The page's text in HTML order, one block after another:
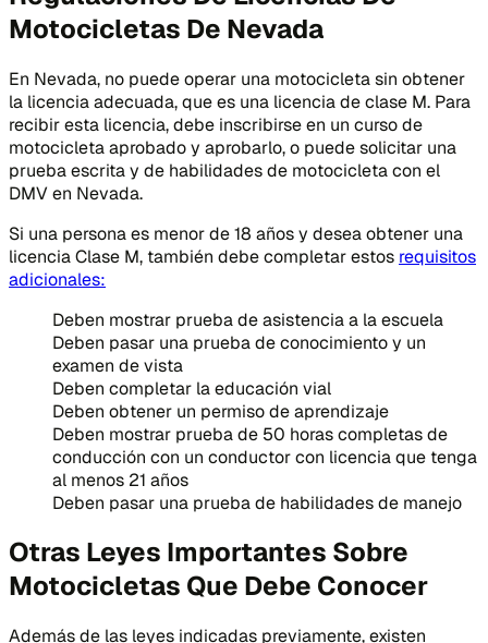
Motocicletas De Nevada
En Nevada, no puede operar una motocicleta sin obtener
la licencia adecuada, que es una licencia de clase M. Para
recibir esta licencia, debe inscribirse en un curso de
motocicleta aprobado y aprobarlo, o puede solicitar una
prueba escrita y de habilidades de motocicleta con el
DMV en Nevada.
Si una persona es menor de 18 años y desea obtener una
licencia Clase M, también debe completar estos requisitos
adicionales:
Deben mostrar prueba de asistencia a la escuela
Deben pasar una prueba de conocimiento y un
examen de vista
Deben completar la educación vial
Deben obtener un permiso de aprendizaje
Deben mostrar prueba de 50 horas completas de
conducción con un conductor con licencia que tenga
al menos 21 años
Deben pasar una prueba de habilidades de manejo
Otras Leyes Importantes Sobre
Motocicletas Que Debe Conocer
Además de las leyes indicadas previamente, existen